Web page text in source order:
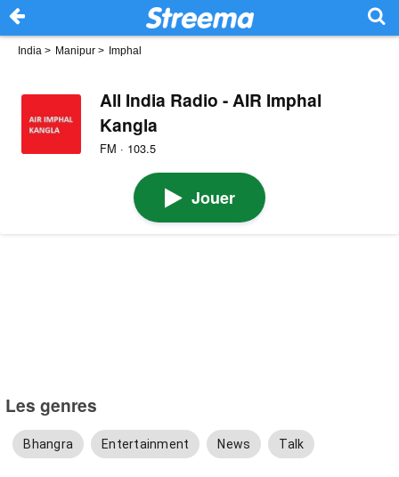
India > Manipur > Imphal
All India Radio - AIR Imphal
Kangla
FM · 103.5
Jouer
Les genres
Bhangra Entertainment News Talk